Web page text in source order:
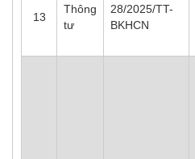
13
Thông
tư
28/2025/TT-
BKHCN